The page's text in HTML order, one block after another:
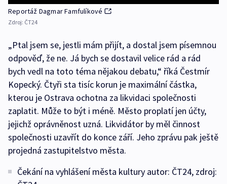
Reportáž Dagmar Famfulíkové
Zdroj: ČT24
„Ptal jsem se, jestli mám přijít, a dostal jsem písemnou
odpověď, že ne. Já bych se dostavil velice rád a rád
bych vedl na toto téma nějakou debatu,“ říká Čestmír
Kopecký. Čtyři sta tisíc korun je maximální částka,
kterou je Ostrava ochotna za likvidaci společnosti
zaplatit. Může to být i méně. Město proplatí jen účty,
jejichž oprávněnost uzná. Likvidátor by měl činnost
společnosti uzavřít do konce září. Jeho zprávu pak ještě
projedná zastupitelstvo města.
Čekání na vyhlášení města kultury autor: ČT24, zdroj: